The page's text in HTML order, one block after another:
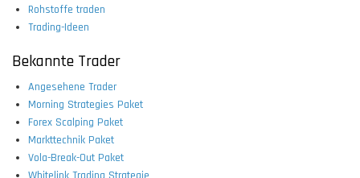
Rohstoffe traden
Trading-Ideen
Bekannte Trader
Angesehene Trader
Morning Strategies Paket
Forex Scalping Paket
Markttechnik Paket
Vola-Break-Out Paket